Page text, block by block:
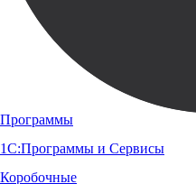
Программы
1С:Программы и Сервисы
Коробочные